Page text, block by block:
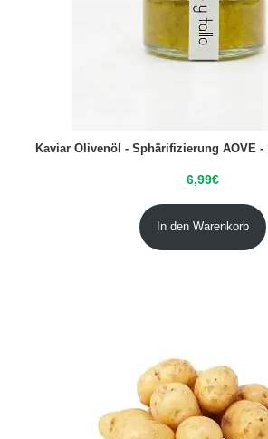
Kaviar Olivenöl - Sphärifizierung AOVE -
6,99€
In den Warenkorb